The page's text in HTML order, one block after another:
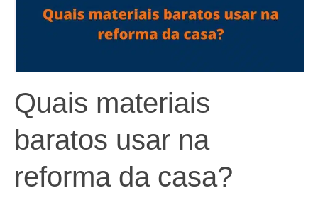
Quais materiais
baratos usar na
reforma da casa?